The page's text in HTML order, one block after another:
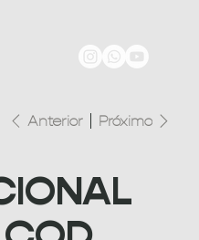
Anterior Próximo